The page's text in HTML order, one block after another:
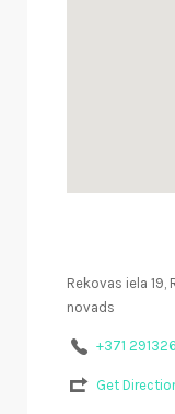
Rekovas iela 19,
novads
+371
Get